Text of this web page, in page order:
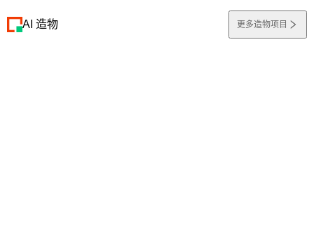
AI 造物 更多造物项目